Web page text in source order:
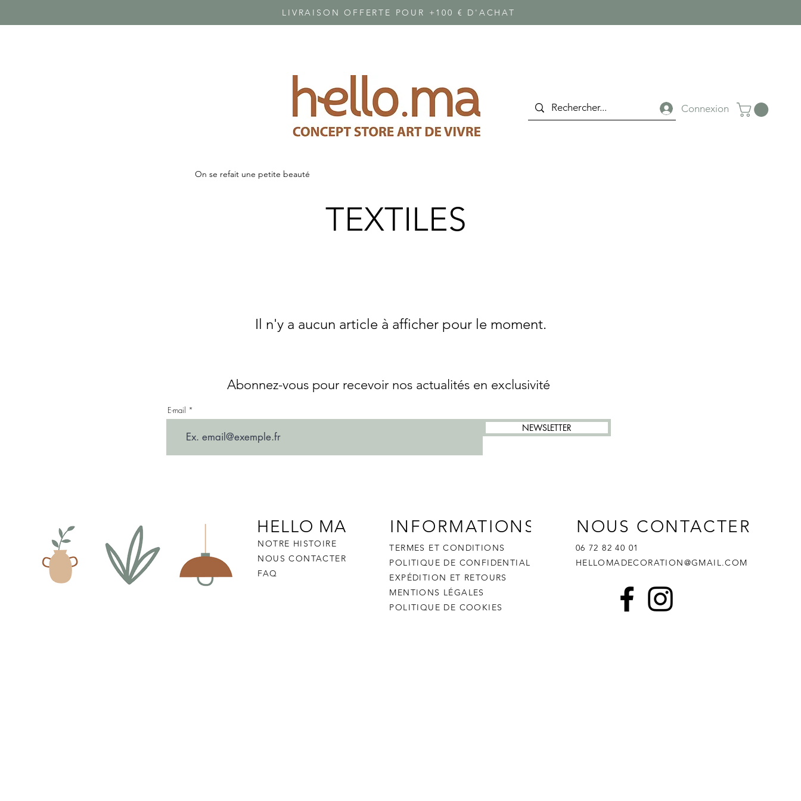
LIVRAISON OFFERTE POUR +100 € D'ACHAT
Connexion
On se refait une petite beauté
TEXTILES
Il n'y a aucun article à afficher pour le moment.
INFORMATIONS
HELLO MA
TERMES ET CONDITIONS
POLITIQUE DE CONFIDENTIALITÉ
EXPÉDITION ET RETOURS
MENTIONS LÉGALES
POLITIQUE DE COOKIES
NOTRE HISTOIRE
NOUS CONTACTER
FAQ
NOUS CONTACTER
06 72 82 40 01
HELLOMADECORATION@GMAIL.COM
Abonnez-vous pour recevoir nos actualités en exclusivité
E-mail
NEWSLETTER